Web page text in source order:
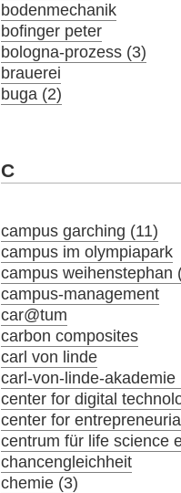
bodenmechanik
bofinger peter
bologna-prozess (3)
brauerei
buga (2)
C
campus garching (11)
campus im olympiapark
campus weihenstephan
campus-management
car@tum
carbon composites
carl von linde
carl-von-linde-akademie
center for digital
center for
centrum für life science
chancengleichheit
chemie (3)